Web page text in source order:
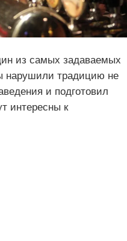
из самых задаваемых
нарушили традицию не
и подготовил
интересны к